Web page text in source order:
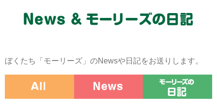
ぼくたち「モーリーズ」のNewsや日記をお送りします。